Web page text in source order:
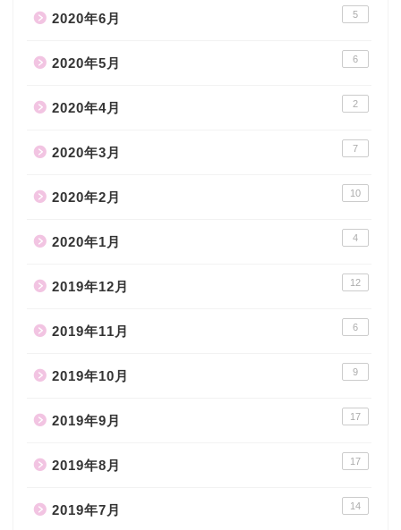
2020年6月 5
2020年5月 6
2020年4月 2
2020年3月 7
2020年2月 10
2020年1月 4
2019年12月 12
2019年11月 6
2019年10月 9
2019年9月 17
2019年8月 17
2019年7月 14